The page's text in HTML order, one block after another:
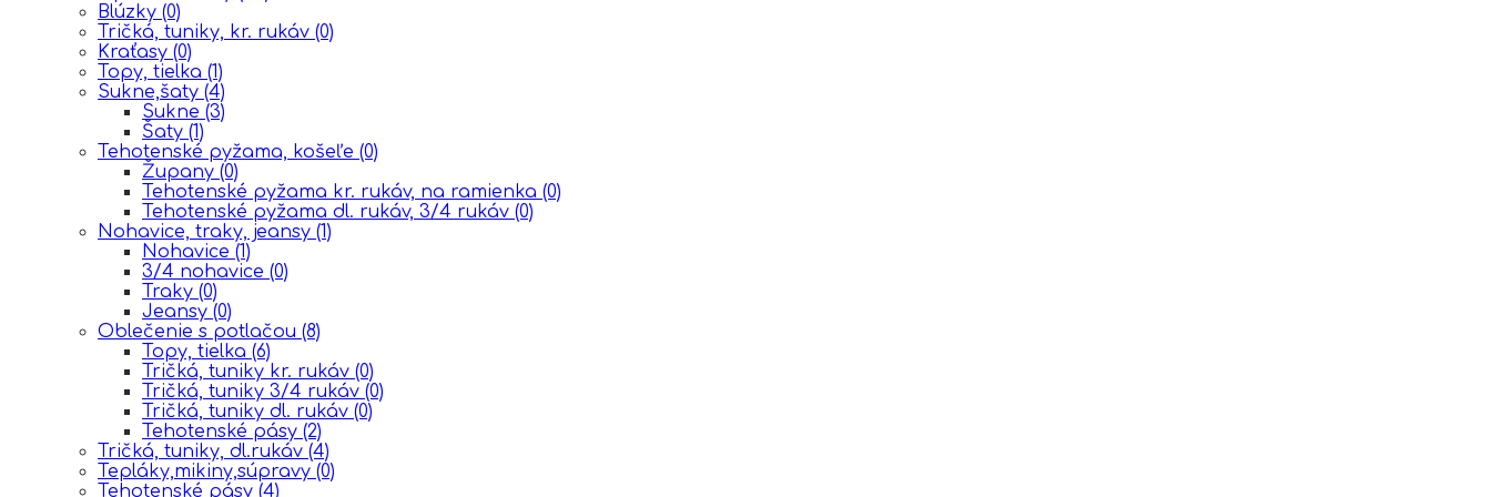
Blúzky (0)
Tričká, tuniky, kr. rukáv (0)
Kraťasy (0)
Topy, tielka (1)
Sukne,šaty (4)
Sukne (3)
Šaty (1)
Tehotenské pyžama, košeľe (0)
Župany (0)
Tehotenské pyžama kr. rukáv, na ramienka (0)
Tehotenské pyžama dl. rukáv, 3/4 rukáv (0)
Nohavice, traky, jeansy (1)
Nohavice (1)
3/4 nohavice (0)
Traky (0)
Jeansy (0)
Oblečenie s potlačou (8)
Topy, tielka (6)
Tričká, tuniky kr. rukáv (0)
Tričká, tuniky 3/4 rukáv (0)
Tričká, tuniky dl. rukáv (0)
Tehotenské pásy (2)
Tričká, tuniky, dl.rukáv (4)
Tepláky,mikiny,súpravy (0)
Tehotenské pásy (4)